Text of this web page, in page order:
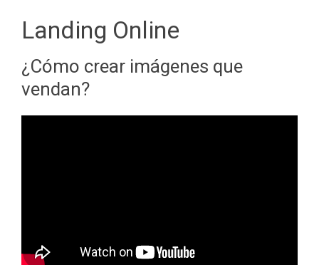
Landing Online
¿Cómo crear imágenes que
vendan?